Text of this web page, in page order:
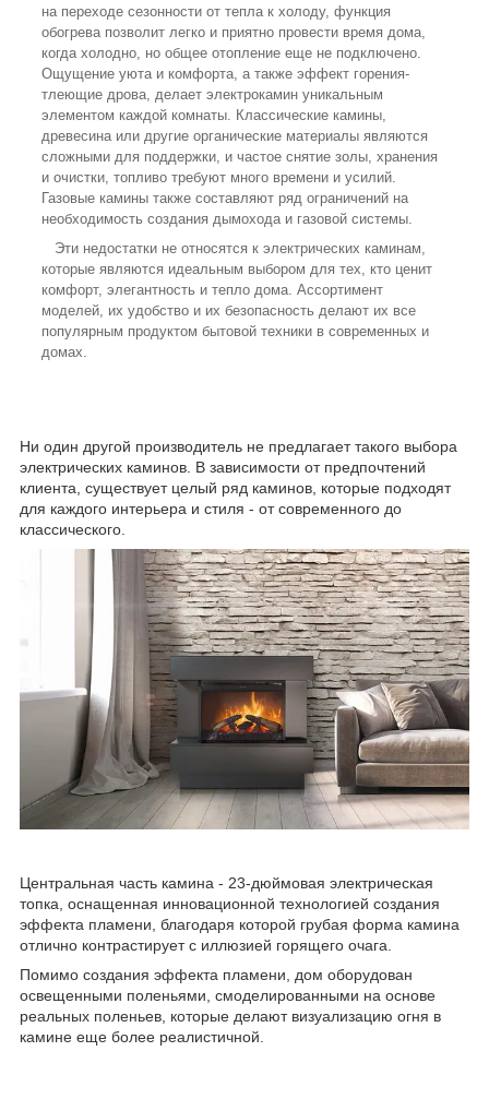
на переходе сезонности от тепла к холоду, функция
обогрева позволит легко и приятно провести время дома,
когда холодно, но общее отопление еще не подключено.
Ощущение уюта и комфорта, а также эффект горения-
тлеющие дрова, делает электрокамин уникальным
элементом каждой комнаты. Классические камины,
древесина или другие органические материалы являются
сложными для поддержки, и частое снятие золы, хранения
и очистки, топливо требуют много времени и усилий.
Газовые камины также составляют ряд ограничений на
необходимость создания дымохода и газовой системы.
Эти недостатки не относятся к электрических каминам,
которые являются идеальным выбором для тех, кто ценит
комфорт, элегантность и тепло дома. Ассортимент
моделей, их удобство и их безопасность делают их все
популярным продуктом бытовой техники в современных и
домах.
Ни один другой производитель не предлагает такого выбора
электрических каминов. В зависимости от предпочтений
клиента, существует целый ряд каминов, которые подходят
для каждого интерьера и стиля - от современного до
классического.
Центральная часть камина - 23-дюймовая электрическая
топка, оснащенная инновационной технологией создания
эффекта пламени, благодаря которой грубая форма камина
отлично контрастирует с иллюзией горящего очага.
Помимо создания эффекта пламени, дом оборудован
освещенными поленьями, смоделированными на основе
реальных поленьев, которые делают визуализацию огня в
камине еще более реалистичной.